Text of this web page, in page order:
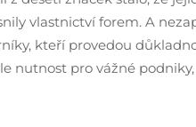
vlastnictví forem. A
kteří provedou
nutnost pro vážné